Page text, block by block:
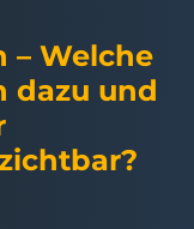
– Welche
dazu und